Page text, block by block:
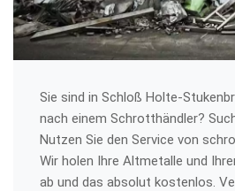
Sie sind in Schloß Holte-
nach einem Schrotthändler?
Nutzen Sie den Service von
Wir holen Ihre Altmetalle und
ab und das absolut kostenlos.